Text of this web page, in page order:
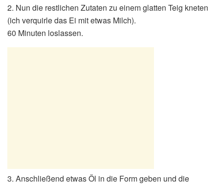
2. Nun die restlichen Zutaten zu einem glatten Teig kneten
(ich verquirle das Ei mit etwas Milch).
60 Minuten loslassen.
3. Anschließend etwas Öl in die Form geben und die